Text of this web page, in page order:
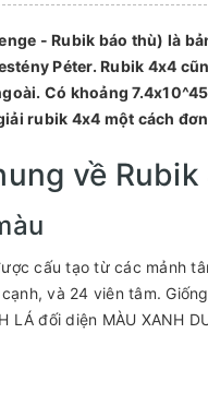
- Rubik báo thù) là
Péter. Rubik 4x4
Có khoảng
rubik 4x4 một cách đơn
về
cấu tạo từ các mảnh
và 24 viên tâm.
LÁ đối diện MÀU XANH